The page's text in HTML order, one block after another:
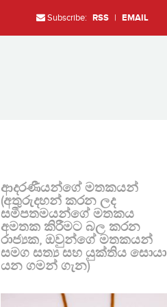
Subscribe: RSS | EMAIL
ආදරණීයන්ගේ මතකයන්
(අතුරුදහන් කරන ලද
සමීපතමයන්ගේ මතකය
අමතක කිරීමට බල කරන
රාජ්‍යක, ඔවුන්ගේ මතකයන්
සමග සත්‍ය සහ යුක්තිය සොයා
යන ගමන් ගැන)